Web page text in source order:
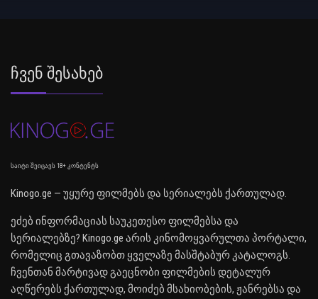
Ჩვენ Შესახებ
საიტი შეიცავს 18+ კონტენტს
Kinogo.ge — უყურე ფილმებს და სერიალებს ქართულად.
ეძებ ინფორმაციას საუკეთესო ფილმებსა და
სერიალებზე? Kinogo.ge არის კინომოყვარულთა პორტალი,
რომელიც გთავაზობთ ყველაზე მასშტაბურ კატალოგს.
ჩვენთან მარტივად გაეცნობი ფილმების დეტალურ
აღწერებს ქართულად, მოიძებ მსახიობების, ჟანრებსა და